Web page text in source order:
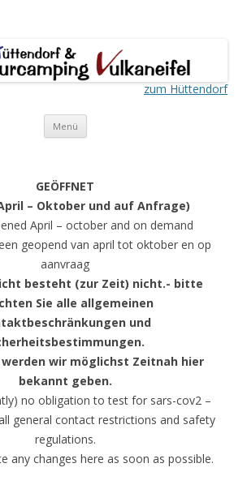
zum Hüttendorf
Menü Springe
GEÖFFNET
– Oktober und auf Anfrage)
April – october and on demand
geopend van april tot oktober en op
aanvraag
besteht (zur Zeit) nicht.- bitte
Sie alle allgemeinen
und
wir möglichst Zeitnah hier
bekannt geben.
no obligation to test for sars-cov2 –
general contact restrictions and safety
regulations.
any changes here as soon as possible.